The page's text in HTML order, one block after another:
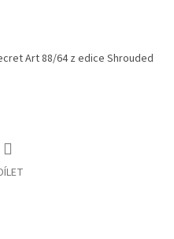
Art 88/64 z edice Shrouded